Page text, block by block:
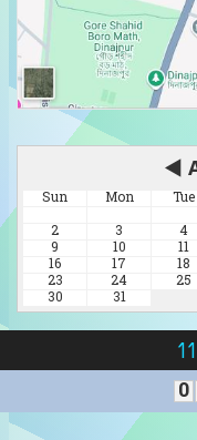
◀
Sun Mon Tue
2
3 4
9
10 11
16
17 18
23
24 25
30
31
0